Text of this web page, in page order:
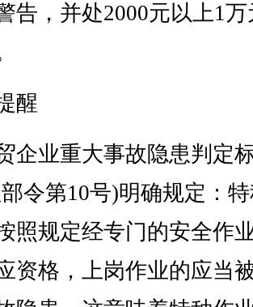
告，并处2000元以上1
醒
业重大事故隐患判定
令第10号)明确规定：
照规定经专门的安全作
资格，上岗作业的应当